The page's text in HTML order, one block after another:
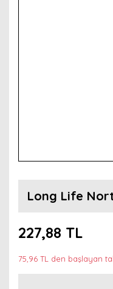
Long Life
227,88 TL
75,96 TL den başlayan